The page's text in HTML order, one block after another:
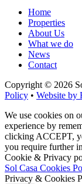
Home
Properties
About Us
What we do
News
Contact
Copyright © 2026
Policy • Website by
We use cookies on
experience by
clicking ACCEPT,
you require further
Cookie & Privacy
Sol Casa Cookies
Privacy & Cookies